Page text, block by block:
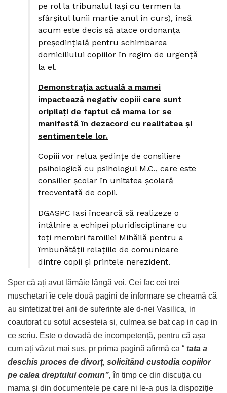
pe rol la tribunalul Iași cu termen la
sfârșitul lunii martie anul în curs), însă
acum este decis să atace ordonanța
președințială pentru schimbarea
domiciliului copiilor în regim de urgență
la el.
Demonstrația actuală a mamei
impactează negativ copiii care sunt
oripilați de faptul că mama lor se
manifestă în dezacord cu realitatea și
sentimentele lor.
Copiii vor relua ședințe de consiliere
psihologică cu psihologul M.C., care este
consilier școlar în unitatea școlară
frecventată de copii.
DGASPC Iasi încearcă să realizeze o
întâlnire a echipei pluridisciplinare cu
toți membri familiei Mihăilă pentru a
îmbunătății relațiile de comunicare
dintre copii și printele nerezident.
Sper că ați avut lămâie lângă voi. Cei fac cei trei
muschetari îe cele două pagini de informare se cheamă că
au sintetizat trei ani de suferinte ale d-nei Vasilica, in
coautorat cu sotul acsesteia si, culmea se bat cap in cap in
ce scriu. Este o dovadă de incompetență, pentru că așa
cum ați văzut mai sus, pr prima pagină afirmă ca “ tata a
deschis proces de divorț, solicitând custodia copiilor
pe calea dreptului comun”,în timp ce din discuția cu
mama și din documentele pe care ni le-a pus la dispoziție